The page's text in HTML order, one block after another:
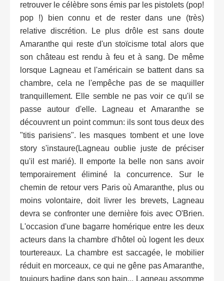
retrouver le célèbre sons émis par les pistolets (pop!
pop !) bien connu et de rester dans une (très)
relative discrétion. Le plus drôle est sans doute
Amaranthe qui reste d'un stoïcisme total alors que
son château est rendu à feu et à sang. De même
lorsque Lagneau et l'américain se battent dans sa
chambre, cela ne l'empêche pas de se maquiller
tranquillement. Elle semble ne pas voir ce qu'il se
passe autour d'elle. Lagneau et Amaranthe se
découvrent un point commun: ils sont tous deux des
"titis parisiens". les masques tombent et une love
story s'instaure(Lagneau oublie juste de préciser
qu'il est marié). Il emporte la belle non sans avoir
temporairement éliminé la concurrence. Sur le
chemin de retour vers Paris où Amaranthe, plus ou
moins volontaire, doit livrer les brevets, Lagneau
devra se confronter une dernière fois avec O'Brien.
L'occasion d'une bagarre homérique entre les deux
acteurs dans la chambre d'hôtel où logent les deux
tourtereaux. La chambre est saccagée, le mobilier
réduit en morceaux, ce qui ne gêne pas Amaranthe,
toujours badine dans son bain... Lagneau assomme